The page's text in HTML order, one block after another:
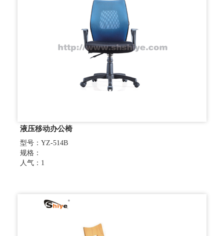
液压移动办公椅
型号：YZ-514B
规格：
人气：1